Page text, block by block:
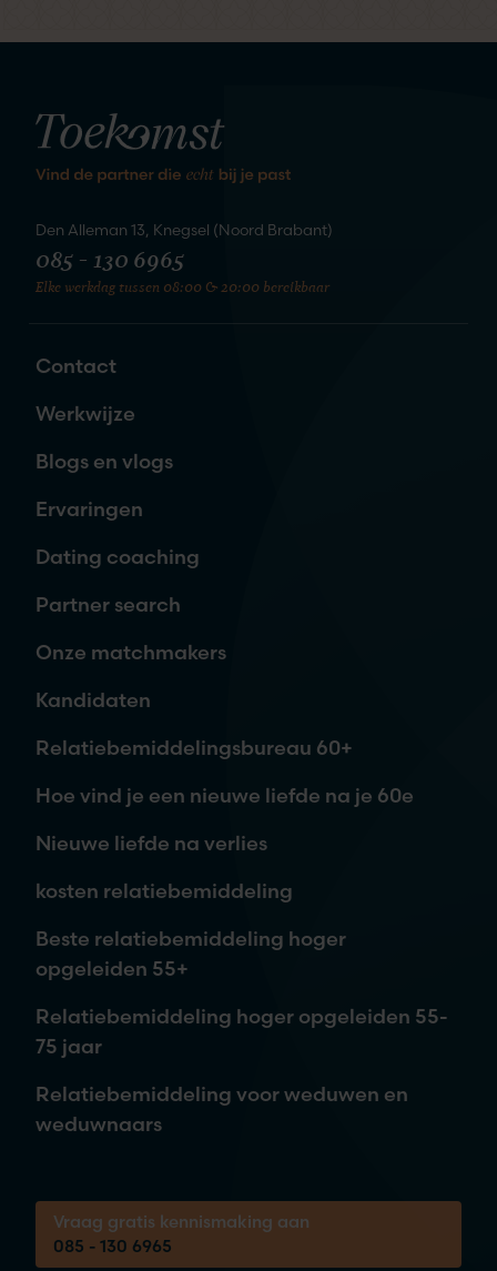
Den Alleman 13, Knegsel (Noord Brabant)
085 - 130 6965
Elke werkdag tussen 08:00 & 20:00 bereikbaar
Contact
Werkwijze
Blogs en vlogs
Ervaringen
Dating coaching
Partner search
Onze matchmakers
Kandidaten
Relatiebemiddelingsbureau 60+
Hoe vind je een nieuwe liefde na je 60e
Nieuwe liefde na verlies
kosten relatiebemiddeling
Beste relatiebemiddeling hoger
opgeleiden 55+
Relatiebemiddeling hoger opgeleiden 55-
75 jaar
Relatiebemiddeling voor weduwen en
weduwnaars
Vraag gratis kennismaking aan
085 - 130 6965
Tijdens een vrijblijvende kennismaking
brengen we samen jouw wensen in kaart.
over je kansen!
085 - 130 6965
Elke werkdag tussen 08:00 & 20:00 bereikbaar
We staan te springen om
te maken
liefde
Naam
waarna je kunt beslissen om meer informatie te ontvangen of
een afspraak in te plannen.